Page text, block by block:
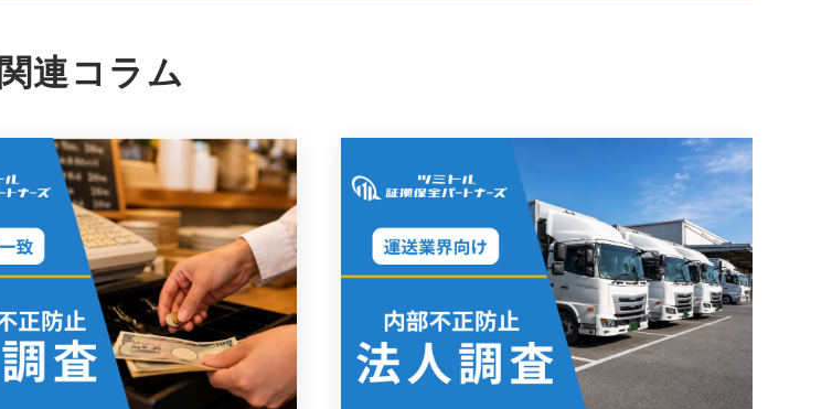
関連コラム